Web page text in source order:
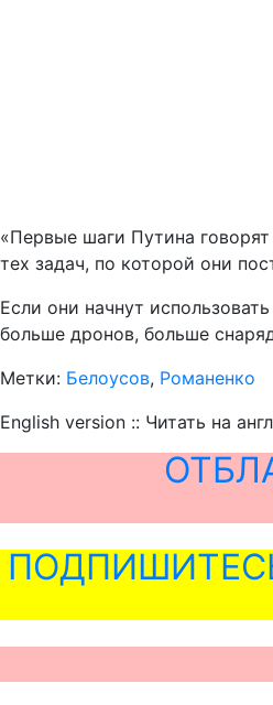
«Первые шаги Путина
тех задач, по которой они
Если они начнут
больше дронов, больше
Метки: Белоусов, Романенко
English version :: Читать на